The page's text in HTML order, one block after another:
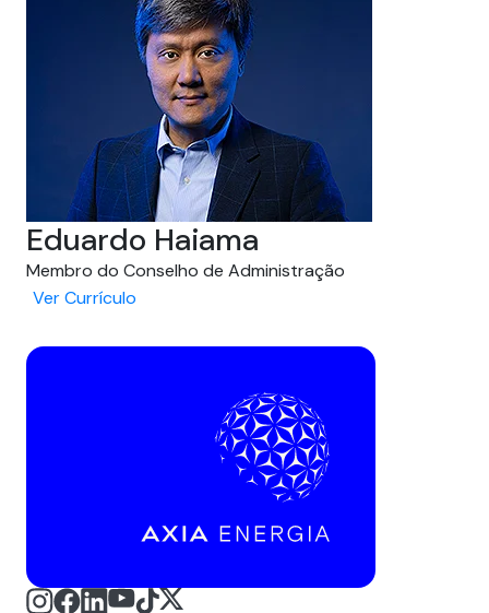
Eduardo Haiama
Membro do Conselho de Administração
Ver Currículo